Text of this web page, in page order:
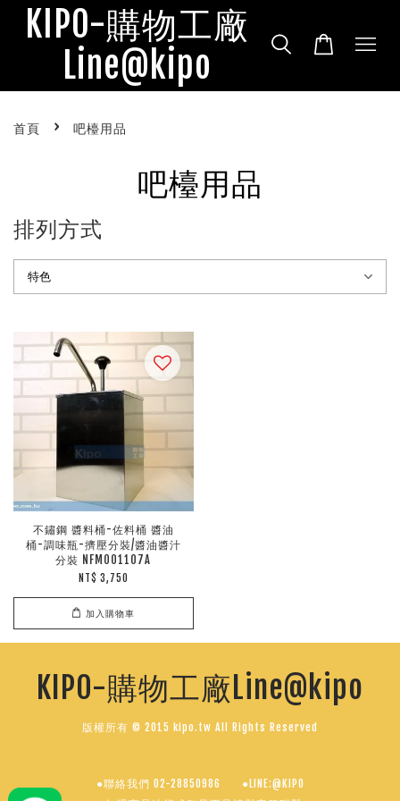
KIPO-購物工廠
Line@kipo
首頁 › 吧檯用品
吧檯用品
排列方式
不鏽鋼 醬料桶-佐料桶 醬油
桶-調味瓶-擠壓分裝/醬油醬汁
分裝 NFM001107A
NT$ 3,750
加入購物車
KIPO-購物工廠Line@kipo
版權所有 © 2015 kipo.tw All Rights Reserved
●聯絡我們 02-28850986
●LINE:@KIPO